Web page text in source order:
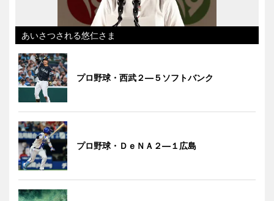
あいさつされる悠仁さま
プロ野球・西武２―５ソフトバンク
プロ野球・ＤｅＮＡ２―１広島